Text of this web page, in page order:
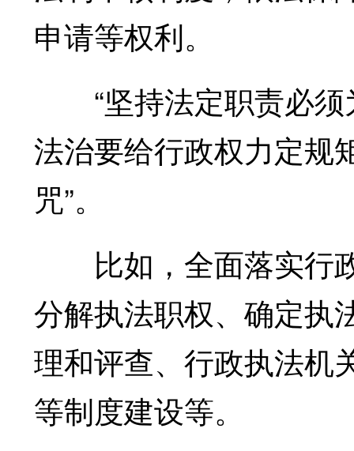
申请等权利。
“坚持法定职责必须
法治要给行政权力定规
咒”。
比如，全面落实行
分解执法职权、确定执
理和评查、行政执法机
等制度建设等。